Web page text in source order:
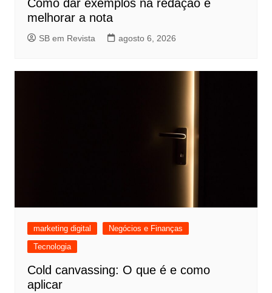
Como dar exemplos na redação e
melhorar a nota
SB em Revista agosto 6, 2026
marketing digital
Negócios e Finanças
Tecnologia
Cold canvassing: O que é e como
aplicar